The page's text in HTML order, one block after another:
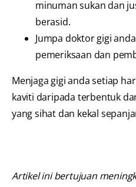
minuman sukan dan
berasid.
Jumpa doktor gigi
pemeriksaan dan
Menjaga gigi anda setiap
kaviti daripada terbentuk
yang sihat dan kekal
Artikel ini bertujuan